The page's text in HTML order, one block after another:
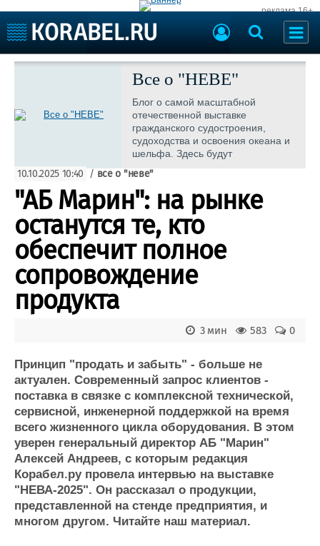
реклама 16+
Судостроение
Пресс-релизы
Порты
Яхты и катера
Еще
Судостроение
Пульс
Новости
Компании
Репутация
Работа
Крюинг
Торговая площадка
Доска объявлений
Продажа флота
Оборудование
Изделия
Конференции
Выставки и семинары
Личности
Словарь
Флот
Галерея флота
Форум
Отзывы
Все службы
Все о "НЕВЕ"
Блог о самой масштабной
отечественной выставке
гражданского судостроения,
судоходства и освоения океана и
шельфа. Здесь будут
информация и новости о событии.
10.10.2025 10:40 / все о "неве"
"АБ Марин": на рынке
останутся те, кто
обеспечит полное
сопровождение
продукта
0
583
3 мин
Принцип "продать и забыть" - больше не
актуален. Современный запрос клиентов -
поставка в связке с комплексной технической,
сервисной, инженерной поддержкой на время
всего жизненного цикла оборудования. В этом
уверен генеральный директор АБ "Марин"
Алексей Андреев, с которым редакция
Корабел.ру провела интервью на выставке
"НЕВА-2025". Он рассказал о продукции,
представленной на стенде предприятия, и
многом другом. Читайте наш материал.